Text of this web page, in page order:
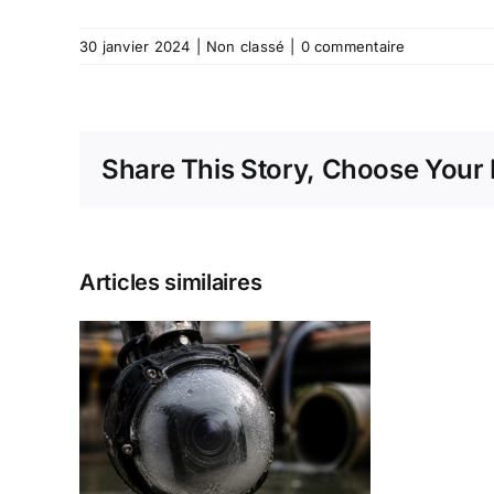
30 janvier 2024 Non classé 0 commentaire
Share This Story, Choose Your
Articles similaires